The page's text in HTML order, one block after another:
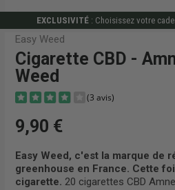
EXCLUSIVITÉ : Choisissez votre
Easy Weed
Cigarette CBD -
Weed
(3 avis)
9,90 €
Easy Weed, c'est la marque de
greenhouse en France. Cette
cigarette. 20 cigarettes CBD